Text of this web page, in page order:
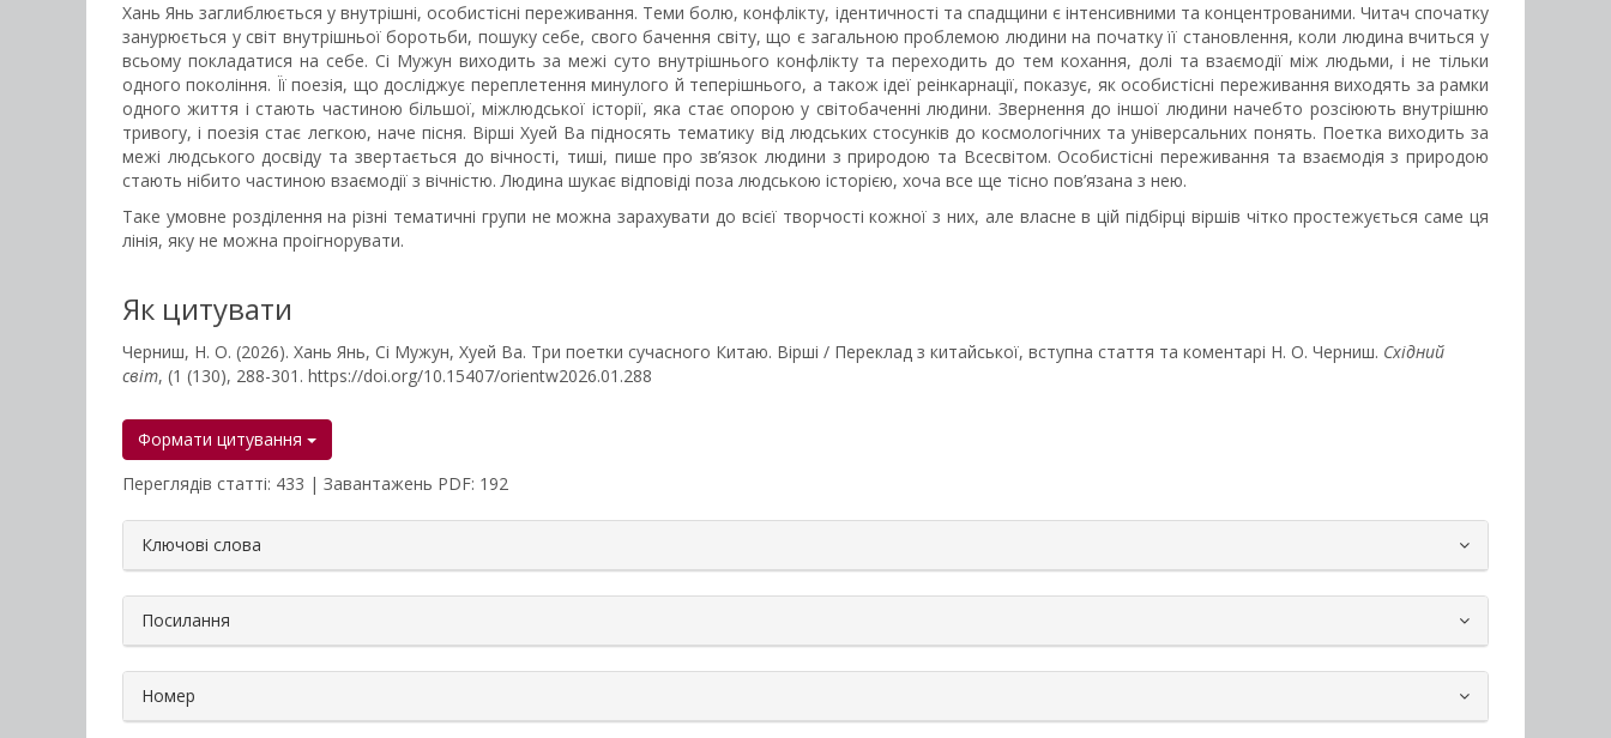
Хань Янь заглиблюється у внутрішні, особистісні переживання. Теми болю, конфлікту, ідентичності та спадщини є інтенсивними та концентрованими. Читач спочатку
занурюється у світ внутрішньої боротьби, пошуку себе, свого бачення світу, що є загальною проблемою людини на початку її становлення, коли людина вчиться у
всьому покладатися на себе. Сі Мужун виходить за межі суто внутрішнього конфлікту та переходить до тем кохання, долі та взаємодії між людьми, і не тільки
одного покоління. Її поезія, що досліджує переплетення минулого й теперішнього, а також ідеї реінкарнації, показує, як особистісні переживання виходять за рамки
одного життя і стають частиною більшої, міжлюдської історії, яка стає опорою у світобаченні людини. Звернення до іншої людини начебто розсіюють внутрішню
тривогу, і поезія стає легкою, наче пісня. Вірші Хуей Ва підносять тематику від людських стосунків до космологічних та універсальних понять. Поетка виходить за
межі людського досвіду та звертається до вічності, тиші, пише про зв’язок людини з природою та Всесвітом. Особистісні переживання та взаємодія з природою
стають нібито частиною взаємодії з вічністю. Людина шукає відповіді поза людською історією, хоча все ще тісно пов’язана з нею.
Таке умовне розділення на різні тематичні групи не можна зарахувати до всієї творчості кожної з них, але власне в цій підбірці віршів чітко простежується саме ця
лінія, яку не можна проігнорувати.
Як цитувати
Черниш, Н. О. (2026). Хань Янь, Сі Мужун, Хуей Ва. Три поетки сучасного Китаю. Вірші / Переклад з китайської, вступна стаття та коментарі Н. О. Черниш. Східний
світ, (1 (130), 288-301. https://doi.org/10.15407/orientw2026.01.288
Формати цитування
Переглядів статті: 433 | Завантажень PDF: 192
##plugins.themes.bootstrap3.article.details##
Ключові слова
Посилання
Номер